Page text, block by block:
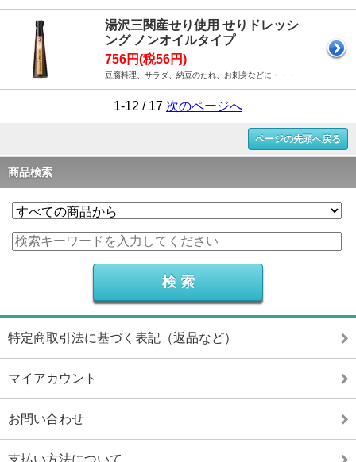
湯沢三関産せり使用 せりドレッシ
ング ノンオイルタイプ
756円(税56円)
豆腐料理、サラダ、納豆のたれ、お刺身などに・・・
1-12 / 17 次のページへ
ページの先頭へ戻る
商品検索
特定商取引法に基づく表記（返品など）
マイアカウント
お問い合わせ